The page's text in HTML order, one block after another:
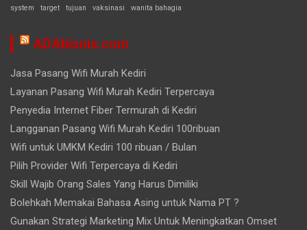
system
target tujuan vaksinasi wanita bahagia
ADAbisnis.com
Jasa Pasang Wifi Murah Kediri
Layanan Pasang Wifi Murah Kediri Terpercaya
Penyedia Internet Fiber Termurah di Kediri
Langganan Pasang Wifi Murah Kediri 100ribuan
Wifi untuk UMKM Kediri 100 ribuan / Bulan
Pilih Provider Wifi Terpercaya di Kediri
Skill Wajib Orang Sales Yang Harus Dimiliki
Bolehkah Memakai Bahasa Asing untuk Nama PT ?
Gunakan Strategi Marketing Mix Untuk Meningkatkan Omset